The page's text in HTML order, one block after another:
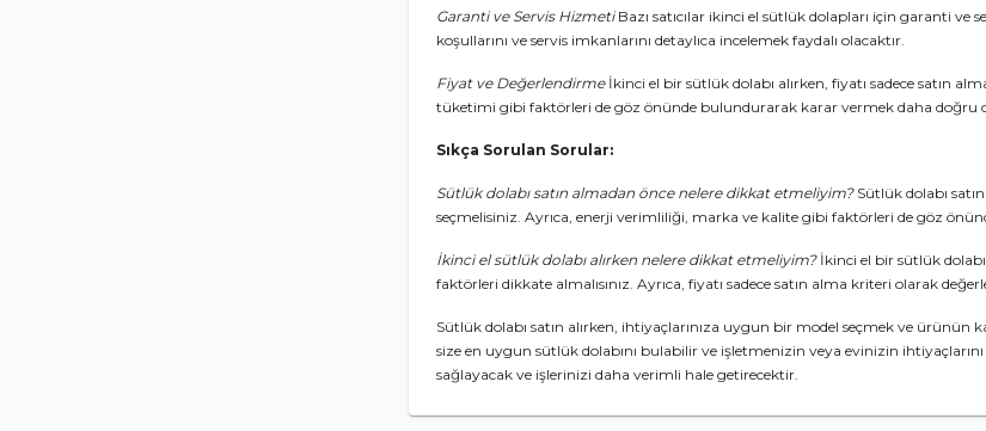
Garanti ve Servis HizmetiBazı satıcılar ikinci el sütlük dolapları için garanti
koşullarını ve servis imkanlarını detaylıca incelemek faydalı olacaktır.
Fiyat ve Değerlendirmeİkinci el bir sütlük dolabı alırken, fiyatı sadece satın
tüketimi gibi faktörleri de göz önünde bulundurarak karar vermek daha doğru
Sıkça Sorulan Sorular:
Sütlük dolabı satın almadan önce nelere dikkat etmeliyim?Sütlük dolabı
seçmelisiniz. Ayrıca, enerji verimliliği, marka ve kalite gibi faktörleri de göz
İkinci el sütlük dolabı alırken nelere dikkat etmeliyim?İkinci el bir sütlük
faktörleri dikkate almalısınız. Ayrıca, fiyatı sadece satın alma kriteri olarak
Sütlük dolabı satın alırken, ihtiyaçlarınıza uygun bir model seçmek ve
size en uygun sütlük dolabını bulabilir ve işletmenizin veya evinizin
sağlayacak ve işlerinizi daha verimli hale getirecektir.